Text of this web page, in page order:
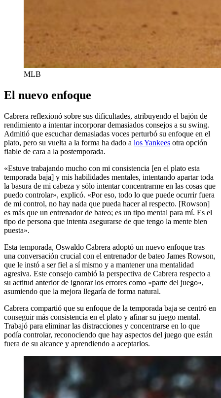
MLB
El nuevo enfoque
Cabrera reflexionó sobre sus dificultades, atribuyendo el bajón de
rendimiento a intentar incorporar demasiados consejos a su swing.
Admitió que escuchar demasiadas voces perturbó su enfoque en el
plato, pero su vuelta a la forma ha dado a los Yankees otra opción
fiable de cara a la postemporada.
«Estuve trabajando mucho con mi consistencia [en el plato esta
temporada baja] y mis habilidades mentales, intentando apartar toda
la basura de mi cabeza y sólo intentar concentrarme en las cosas que
puedo controlar», explicó. «Por eso, todo lo que puede ocurrir fuera
de mi control, no hay nada que pueda hacer al respecto. [Rowson]
es más que un entrenador de bateo; es un tipo mental para mí. Es el
tipo de persona que intenta asegurarse de que tengo la mente bien
puesta».
Esta temporada, Oswaldo Cabrera adoptó un nuevo enfoque tras
una conversación crucial con el entrenador de bateo James Rowson,
que le instó a ser fiel a sí mismo y a mantener una mentalidad
agresiva. Este consejo cambió la perspectiva de Cabrera respecto a
su actitud anterior de ignorar los errores como «parte del juego»,
asumiendo que la mejora llegaría de forma natural.
Cabrera compartió que su enfoque de la temporada baja se centró en
conseguir más consistencia en el plato y afinar su juego mental.
Trabajó para eliminar las distracciones y concentrarse en lo que
podía controlar, reconociendo que hay aspectos del juego que están
fuera de su alcance y aprendiendo a aceptarlos.